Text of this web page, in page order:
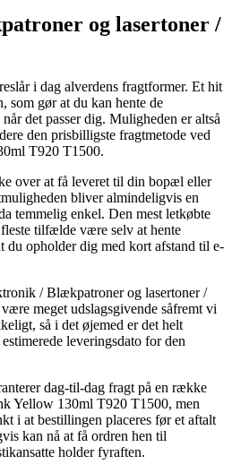
og lasertoner /
i dag alverdens fragtformer. Et hit
som gør at du kan hente de
det passer dig. Muligheden er altså
den prisbilligste fragtmetode ved
T920 T1500.
over at få leveret til din bopæl eller
bliver almindeligvis en
temmelig enkel. Den mest letkøbte
tilfælde være selv at hente
du opholder dig med kort afstand til e-
/ Blækpatroner og lasertoner /
meget udslagsgivende såfremt vi
så i det øjemed er det helt
leveringsdato for den
dag-til-dag fragt på en række
Yellow 130ml T920 T1500, men
i at bestillingen placeres før et aftalt
kan nå at få ordren hen til
holder fyraften.